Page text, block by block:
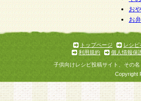
お
お
トップページ
レシピ
利用規約
個人情報保
子供向けレシピ投稿サイト、その
Copyright